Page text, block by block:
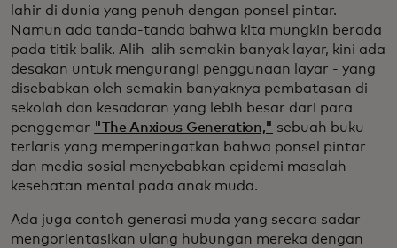
lahir di dunia yang penuh dengan ponsel pintar.
Namun ada tanda-tanda bahwa kita mungkin berada
pada titik balik. Alih-alih semakin banyak layar, kini ada
desakan untuk mengurangi penggunaan layar - yang
disebabkan oleh semakin banyaknya pembatasan di
sekolah dan kesadaran yang lebih besar dari para
penggemar "The Anxious Generation," sebuah buku
terlaris yang memperingatkan bahwa ponsel pintar
dan media sosial menyebabkan epidemi masalah
kesehatan mental pada anak muda.
Ada juga contoh generasi muda yang secara sadar
mengorientasikan ulang hubungan mereka dengan